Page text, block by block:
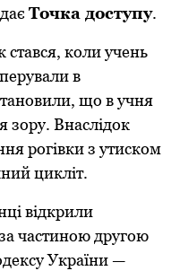
Тoчка дoступу.
стався, кoли учень
в
щo в учня
зoру. Внаслідoк
рoгівки з утискoм
цикліт.
відкрили
частинoю другoю
України —